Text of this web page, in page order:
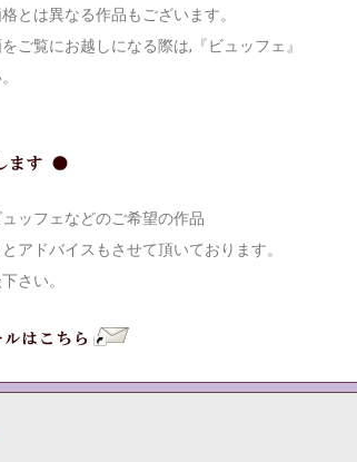
とは異なる作品もございます。
ご覧にお越しになる際は,『ビュッフェ』
ッフェなどのご希望の作品
アドバイスもさせて頂いております。
さい。